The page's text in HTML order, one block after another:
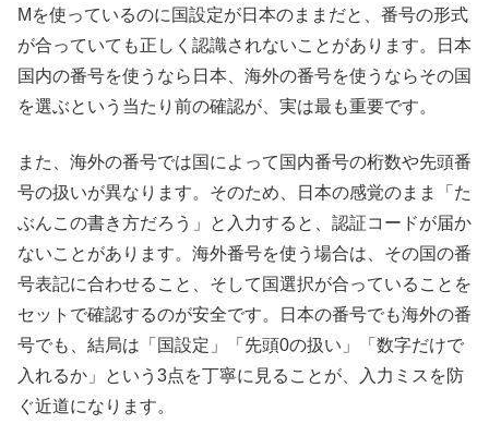
Mを使っているのに国設定が日本のままだと、番号の形式
が合っていても正しく認識されないことがあります。日本
国内の番号を使うなら日本、海外の番号を使うならその国
を選ぶという当たり前の確認が、実は最も重要です。
また、海外の番号では国によって国内番号の桁数や先頭番
号の扱いが異なります。そのため、日本の感覚のまま「た
ぶんこの書き方だろう」と入力すると、認証コードが届か
ないことがあります。海外番号を使う場合は、その国の番
号表記に合わせること、そして国選択が合っていることを
セットで確認するのが安全です。日本の番号でも海外の番
号でも、結局は「国設定」「先頭0の扱い」「数字だけで
入れるか」という3点を丁寧に見ることが、入力ミスを防
ぐ近道になります。